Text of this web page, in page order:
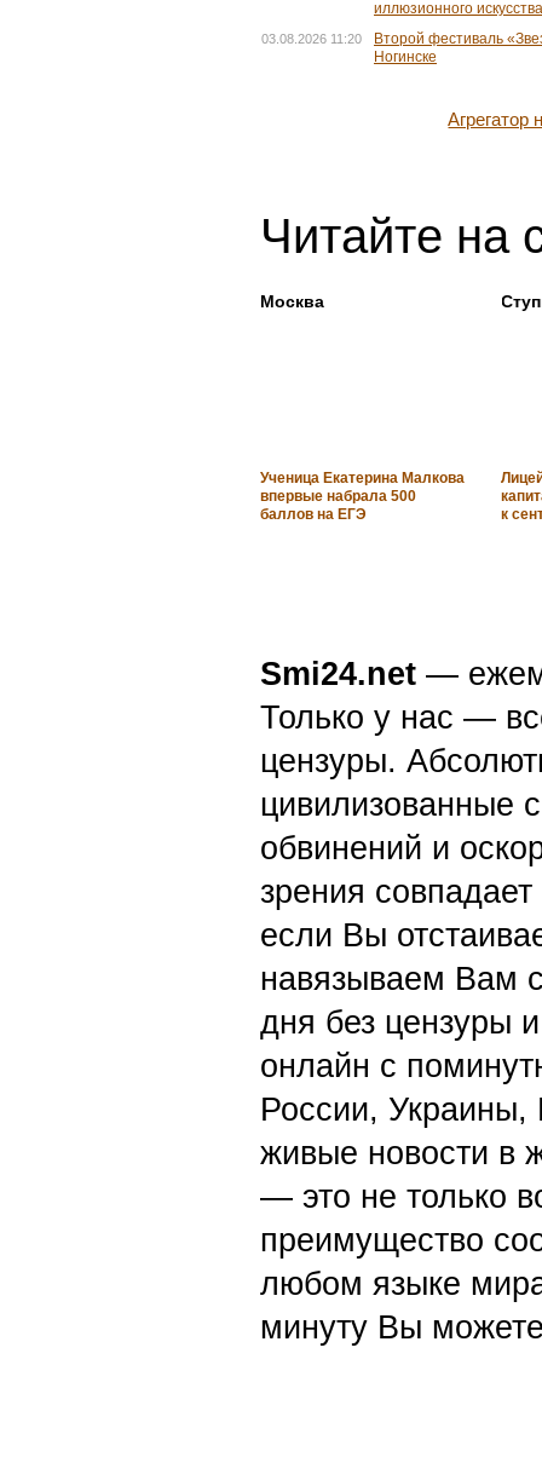
иллюзионного искусства
03.08.2026 11:20
Второй фестиваль
Ногинске
Читайте на
Москва
Ученица Екатерина Малкова
впервые набрала 500
баллов на ЕГЭ
к
Smi24.net —
Только у нас —
цензуры.
цивилизованные
обвинений и
зрения
если Вы
навязываем Вам
дня без цензуры
онлайн с
России,
живые новости в
— это не только
преимущество
любом языке
минуту Вы